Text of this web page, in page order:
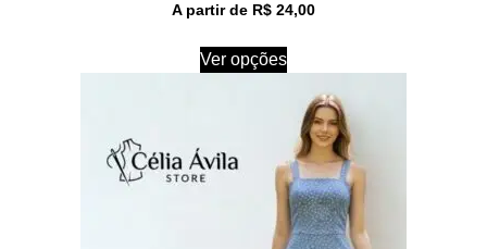
A partir de R$ 24,00
Ver opções